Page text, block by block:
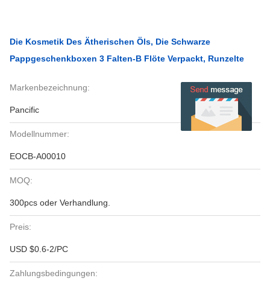
Die Kosmetik Des Ätherischen Öls, Die Schwarze
Pappgeschenkboxen 3 Falten-B Flöte Verpackt, Runzelte
Markenbezeichnung:
Pancific
Modellnummer:
EOCB-A00010
MOQ:
300pcs oder Verhandlung.
Preis:
USD $0.6-2/PC
Zahlungsbedingungen: